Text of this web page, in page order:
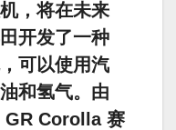
，将在未来
开发了一种
可以使用汽
和氢气。由
GR Corolla 赛